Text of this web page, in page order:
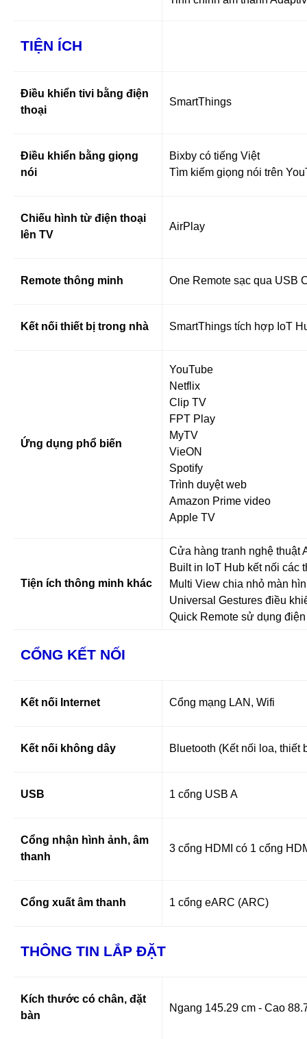
TIỆN ÍCH
Điều khiển tivi bằng điện
thoại
SmartThings
Điều khiển bằng giọng
nói
Bixby có tiếng Việt
Tìm kiếm giọng nói trên
Chiếu hình từ điện thoại
lên TV
AirPlay
Remote thông minh One Remote sạc qua USB
Kết nối thiết bị trong nhà SmartThings tích hợp IoT
Ứng dụng phổ biến
YouTube
Netflix
Clip TV
FPT Play
MyTV
VieON
Spotify
Trình duyệt web
Amazon Prime video
Apple TV
Tiện ích thông minh khác
Cửa hàng tranh nghệ thuật
Built in IoT Hub kết nối các
Multi View chia nhỏ màn
Universal Gestures điều
Quick Remote sử dụng
CỔNG KẾT NỐI
Kết nối Internet Cổng mạng LAN, Wifi
Kết nối không dây Bluetooth (Kết nối loa, thiết
USB 1 cổng USB A
Cổng nhận hình ảnh, âm
thanh
3 cổng HDMI có 1 cổng
Cổng xuất âm thanh 1 cổng eARC (ARC)
THÔNG TIN LẮP ĐẶT
Kích thước có chân, đặt
bàn
Ngang 145.29 cm - Cao